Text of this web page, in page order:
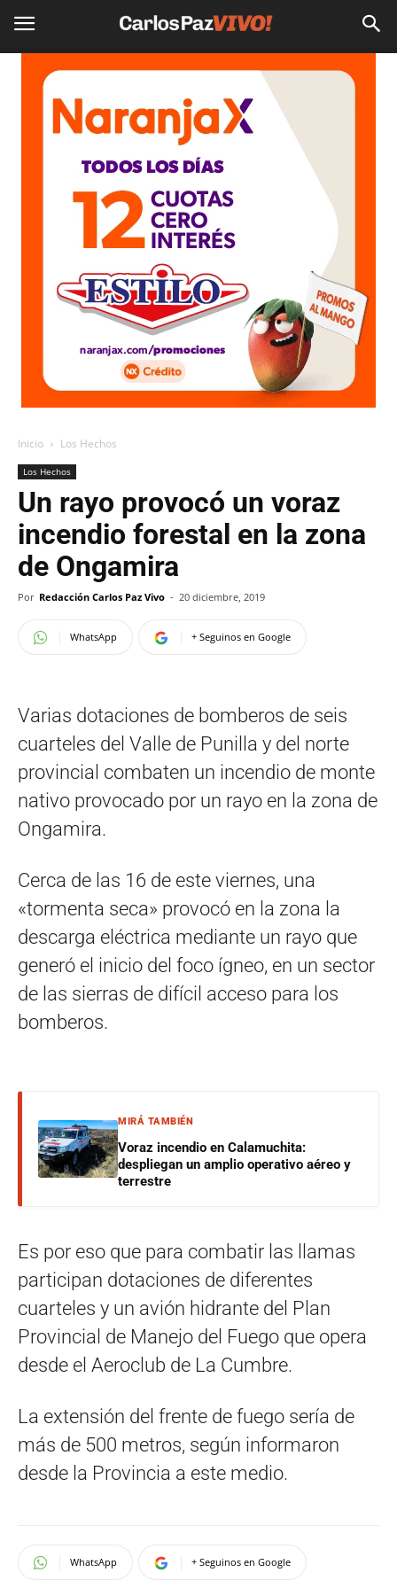
Inicio Los Hechos
Los Hechos
Un rayo provocó un voraz
incendio forestal en la zona
de Ongamira
Por Redacción Carlos Paz Vivo - 20 diciembre, 2019
WhatsApp + Seguinos en Google
Varias dotaciones de bomberos de seis
cuarteles del Valle de Punilla y del norte
provincial combaten un incendio de monte
nativo provocado por un rayo en la zona de
Ongamira.
Cerca de las 16 de este viernes, una
«tormenta seca» provocó en la zona la
descarga eléctrica mediante un rayo que
generó el inicio del foco ígneo, en un sector
de las sierras de difícil acceso para los
bomberos.
MIRÁ TAMBIÉN
Voraz incendio en Calamuchita:
despliegan un amplio operativo aéreo y
terrestre
Es por eso que para combatir las llamas
participan dotaciones de diferentes
cuarteles y un avión hidrante del Plan
Provincial de Manejo del Fuego que opera
desde el Aeroclub de La Cumbre.
La extensión del frente de fuego sería de
más de 500 metros, según informaron
desde la Provincia a este medio.
WhatsApp + Seguinos en Google